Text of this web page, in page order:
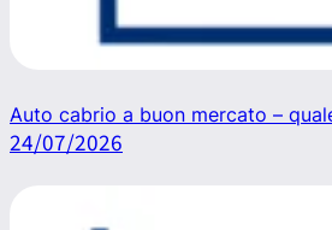
Auto cabrio a buon mercato –
24/07/2026